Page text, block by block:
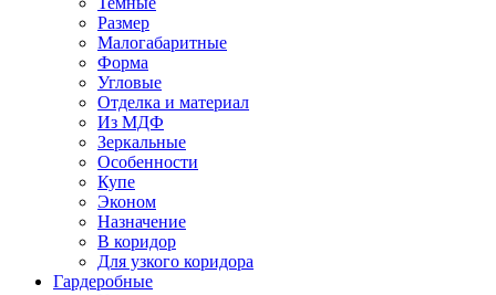
Размер
Малогабаритные
Форма
Угловые
Отделка и материал
Из МДФ
Зеркальные
Особенности
Купе
Эконом
Назначение
В коридор
Для узкого коридора
Гардеробные